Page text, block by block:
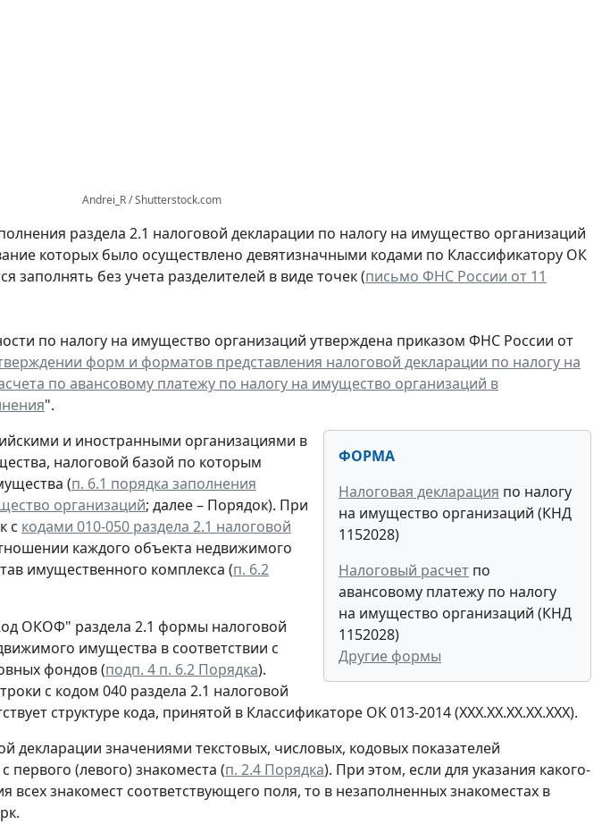
Andrei_R / Shutterstock.com
раздела 2.1 налоговой декларации по налогу на имущество организаций
которых было осуществлено девятизначными кодами по Классификатору ОК
заполнять без учета разделителей в виде точек (письмо ФНС России от 11
по налогу на имущество организаций утверждена приказом ФНС России от
форм и форматов представления налоговой декларации по налогу на
по авансовому платежу по налогу на имущество организаций в
".
ФОРМА
Налоговая декларация по налогу
на имущество организаций (КНД
1152028)
Налоговый расчет по
авансовому платежу по налогу
на имущество организаций (КНД
1152028)
Другие формы
и иностранными организациями в
налоговой базой по которым
(п. 6.1 порядка заполнения
организаций; далее – Порядок). При
с кодами 010-050 раздела 2.1 налоговой
каждого объекта недвижимого
имущественного комплекса (п. 6.2
ОКОФ" раздела 2.1 формы налоговой
имущества в соответствии с
фондов (подп. 4 п. 6.2 Порядка).
с кодом 040 раздела 2.1 налоговой
структуре кода, принятой в Классификаторе ОК 013-2014 (ХХХ.ХХ.ХХ.ХХ.ХХХ).
декларации значениями текстовых, числовых, кодовых показателей
первого (левого) знакоместа (п. 2.4 Порядка). При этом, если для указания какого-
всех знакомест соответствующего поля, то в незаполненных знакоместах в